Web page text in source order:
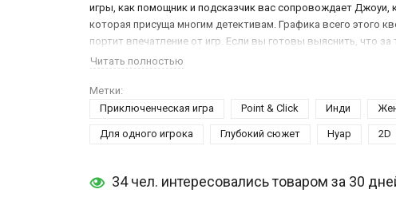
игры, как помощник и подсказчик вас сопровождает
которая присуща многим детективам. Графика всего этого
портит впечатление от игр. Если вы готовы выяснить, что
Читать полностью
Метки:
Приключенческая игра
Point & Click Инди
Для одного игрока Глубокий сюжет Нуар 2D
34 чел. интересовались товаром за 30